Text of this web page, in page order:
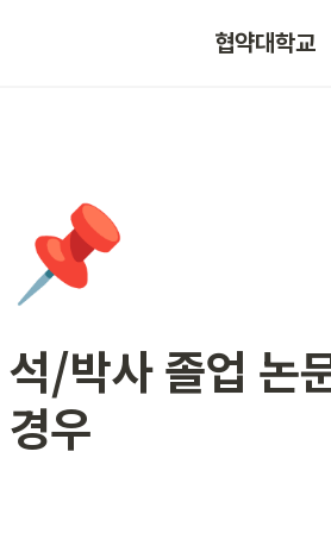
협약대학교
📌
석/박사 졸업 논
경우